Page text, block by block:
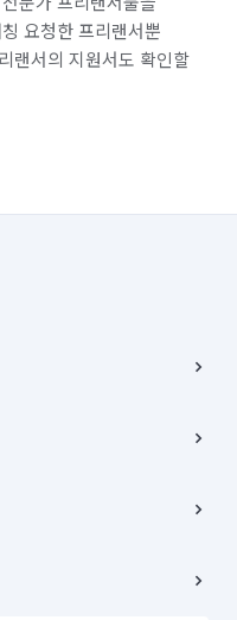
요청한 프리랜서뿐
랜서의 지원서도 확인할
학동, 트윈트리빌딩) B동 5층
24, 7층, 8층 미소
래당사자에게 있습니다.